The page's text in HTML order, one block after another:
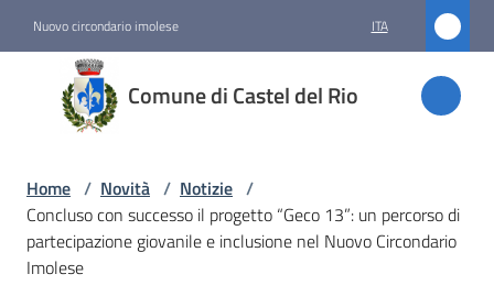
Nuovo circondario imolese ITA
Comune di Castel del Rio
Comune
di
Castel
Amministrazione
Home / Novità / Notizie /
Concluso con successo il progetto “Geco 13”: un percorso di
partecipazione giovanile e inclusione nel Nuovo Circondario
Imolese